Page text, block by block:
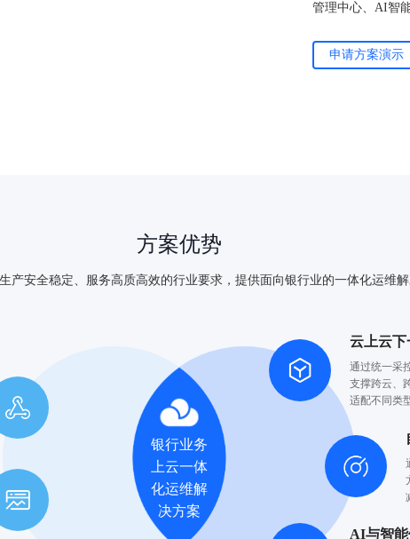
管理中心、AI智
申请方案演示
方案优势
产安全稳定、服务高质高效的行业要求，提供面向银行业的一体化运维
银行业务
上云一体
化运维解
决方案
云上云
通过统一采
支撑跨云、
适配不同类
AI与智